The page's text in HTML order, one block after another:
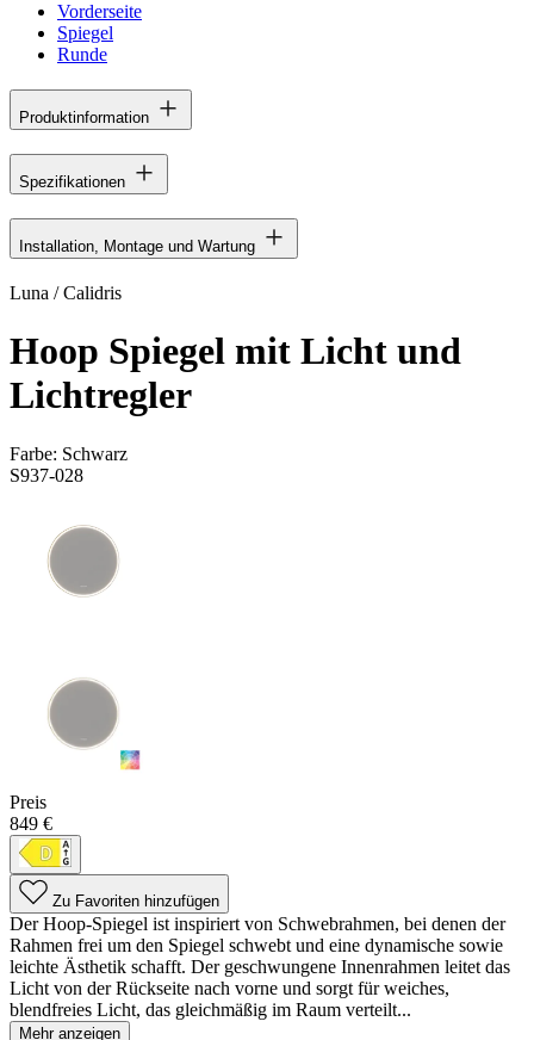
Vorderseite
Spiegel
Runde
Produktinformation
Spezifikationen
Installation, Montage und Wartung
Luna / Calidris
Hoop Spiegel mit Licht und
Lichtregler
Farbe: Schwarz
S937-028
Preis
849 €
Zu Favoriten hinzufügen
Der Hoop-Spiegel ist inspiriert von Schwebrahmen, bei denen der
Rahmen frei um den Spiegel schwebt und eine dynamische sowie
leichte Ästhetik schafft. Der geschwungene Innenrahmen leitet das
Licht von der Rückseite nach vorne und sorgt für weiches,
blendfreies Licht, das gleichmäßig im Raum verteilt...
Mehr anzeigen